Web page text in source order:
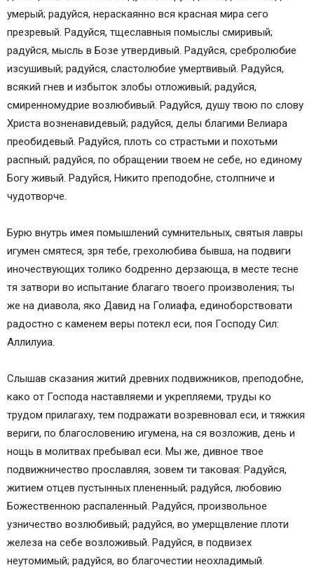
умерый; радуйся, нераскаянно вся красная мира сего
презревый. Радуйся, тщеславныя помыслы смиривый;
радуйся, мысль в Бозе утвердивый. Радуйся, сребролюбие
изсушивый; радуйся, сластолюбие умертвивый. Радуйся,
всякий гнев и избыток злобы отложивый; радуйся,
смиренномудрие возлюбивый. Радуйся, душу твою по слову
Христа возненавидевый; радуйся, делы благими Велиара
преобидевый. Радуйся, плоть со страстьми и похотьми
распный; радуйся, по обращении твоем не себе, но единому
Богу живый. Радуйся, Никито преподобне, столпниче и
чудотворче.
Бурю внутрь имея помышлений сумнительных, святыя лавры
игумен смятеся, зря тебе, грехолюбива бывша, на подвиги
иночествующих толико бодренно дерзающа, в месте тесне
тя затвори во испытание благаго твоего произволения; ты
же на диавола, яко Давид на Голиафа, единоборствовати
радостно с каменем веры потекл еси, поя Господу Сил:
Аллилуиа.
Слышав сказания житий древних подвижников, преподобне,
како от Господа наставляеми и укрепляеми, труды ко
трудом прилагаху, тем подражати возревновал еси, и тяжкия
вериги, по благословению игумена, на ся возложив, день и
нощь в молитвах пребывал еси. Мы же, дивное твое
подвижничество прославляя, зовем ти таковая: Радуйся,
житием отцев пустынных плененный; радуйся, любовию
Божественною распаленный. Радуйся, произвольное
узничество возлюбивый; радуйся, во умерщвление плоти
железа на себе возложивый. Радуйся, в подвизех
неутомимый; радуйся, во благочестии неохладимый.